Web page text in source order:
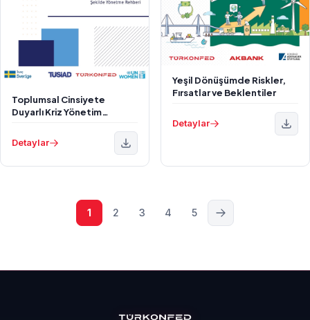
Toplumsal Cinsiyete
Duyarlı Kriz Yönetim
Detaylar
Yeşil Dönüşümde Riskler,
Fırsatlar ve Beklentiler
Detaylar
1 2 3 4 5